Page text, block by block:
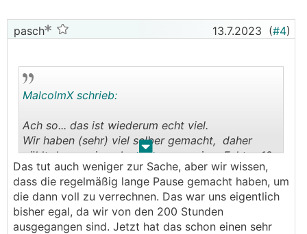
pasch 13.7.2023 (#4)
. .
MalcolmX schrieb:
Ach so... das ist wiederum echt viel.
Wir haben (sehr) viel selber gemacht, daher
zählt das wenig, aber da war es circa Faktor 10
weniger.
Das tut auch weniger zur Sache, aber wir wissen,
dass die regelmäßig lange Pause gemacht haben, um
die dann voll zu verrechnen. Das war uns eigentlich
bisher egal, da wir von den 200 Stunden
ausgegangen sind. Jetzt hat das schon einen sehr